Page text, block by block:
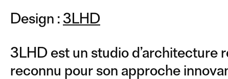
Design :3LHD
3LHD est un studio d’architecture
reconnu pour son approche